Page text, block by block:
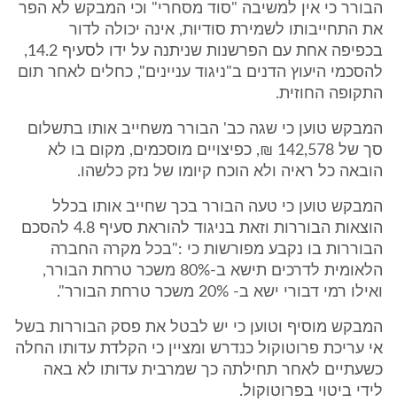
הבורר כי אין למשיבה "סוד מסחרי" וכי המבקש לא הפר
את התחייבותו לשמירת סודיות, אינה יכולה לדור
בכפיפה אחת עם הפרשנות שניתנה על ידו לסעיף 14.2,
להסכמי היעוץ הדנים ב"ניגוד עניינים", כחלים לאחר תום
התקופה החוזית.
המבקש טוען כי שגה כב' הבורר משחייב אותו בתשלום
סך של 142,578 ₪, כפיצויים מוסכמים, מקום בו לא
הובאה כל ראיה ולא הוכח קיומו של נזק כלשהו.
המבקש טוען כי טעה הבורר בכך שחייב אותו בכלל
הוצאות הבוררות וזאת בניגוד להוראת סעיף 4.8 להסכם
הבוררות בו נקבע מפורשות כי :"בכל מקרה החברה
הלאומית לדרכים תישא ב-80% משכר טרחת הבורר,
ואילו רמי דבורי ישא ב- 20% משכר טרחת הבורר".
המבקש מוסיף וטוען כי יש לבטל את פסק הבוררות בשל
אי עריכת פרוטוקול כנדרש ומציין כי הקלדת עדותו החלה
כשעתיים לאחר תחילתה כך שמרבית עדותו לא באה
לידי ביטוי בפרוטוקול.